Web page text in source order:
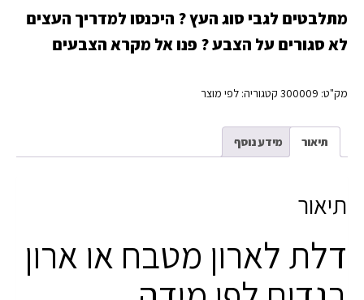
מתלבטים לגבי סוג העץ ? היכנסו למדריך העצים
לא סגורים על הצבע ? פנו אל מקרא הצבעים
מק"ט: 300009 קטגוריה: לפי מוצר
תיאור מידע נוסף
תיאור
דלת לארון מטבח או ארון